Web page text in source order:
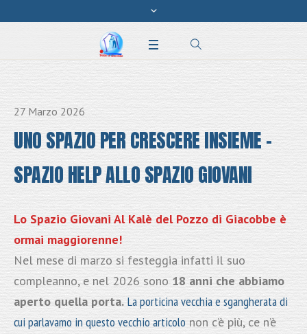
27 Marzo 2026
UNO SPAZIO PER CRESCERE INSIEME –
SPAZIO HELP ALLO SPAZIO GIOVANI
Lo Spazio Giovani Al Kalè del Pozzo di Giacobbe è
ormai maggiorenne!
Nel mese di marzo si festeggia infatti il suo
compleanno, e nel 2026 sono 18 anni che abbiamo
aperto quella porta. La porticina vecchia e sgangherata di
cui parlavamo in questo vecchio articolo non c’è più, ce n’è